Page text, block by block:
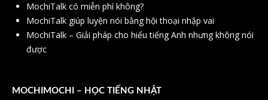
MochiTalk có miễn phí không?
MochiTalk giúp luyện nói bằng hội thoại nhập vai
MochiTalk – Giải pháp cho hiểu tiếng Anh nhưng không nói
được
MOCHIMOCHI – HỌC TIẾNG NHẬT